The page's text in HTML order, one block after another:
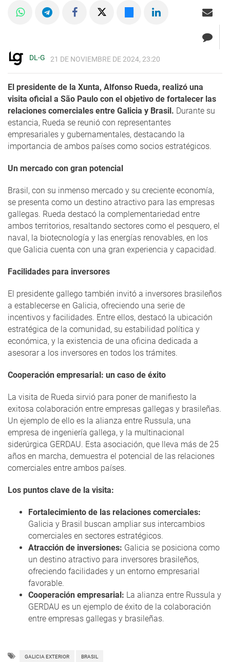
DL-G 21 DE NOVIEMBRE DE 2024, 23:20
El presidente de la Xunta, Alfonso Rueda, realizó una
visita oficial a São Paulo con el objetivo de fortalecer las
relaciones comerciales entre Galicia y Brasil. Durante su
estancia, Rueda se reunió con representantes
empresariales y gubernamentales, destacando la
importancia de ambos países como socios estratégicos.
Un mercado con gran potencial
Brasil, con su inmenso mercado y su creciente economía,
se presenta como un destino atractivo para las empresas
gallegas. Rueda destacó la complementariedad entre
ambos territorios, resaltando sectores como el pesquero, el
naval, la biotecnología y las energías renovables, en los
que Galicia cuenta con una gran experiencia y capacidad.
Facilidades para inversores
El presidente gallego también invitó a inversores brasileños
a establecerse en Galicia, ofreciendo una serie de
incentivos y facilidades. Entre ellos, destacó la ubicación
estratégica de la comunidad, su estabilidad política y
económica, y la existencia de una oficina dedicada a
asesorar a los inversores en todos los trámites.
Cooperación empresarial: un caso de éxito
La visita de Rueda sirvió para poner de manifiesto la
exitosa colaboración entre empresas gallegas y brasileñas.
Un ejemplo de ello es la alianza entre Russula, una
empresa de ingeniería gallega, y la multinacional
siderúrgica GERDAU. Esta asociación, que lleva más de 25
años en marcha, demuestra el potencial de las relaciones
comerciales entre ambos países.
Los puntos clave de la visita:
Fortalecimiento de las relaciones comerciales:
Galicia y Brasil buscan ampliar sus intercambios
comerciales en sectores estratégicos.
Atracción de inversiones: Galicia se posiciona como
un destino atractivo para inversores brasileños,
ofreciendo facilidades y un entorno empresarial
favorable.
Cooperación empresarial: La alianza entre Russula y
GERDAU es un ejemplo de éxito de la colaboración
entre empresas gallegas y brasileñas.
GALICIA EXTERIOR BRASIL